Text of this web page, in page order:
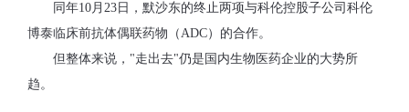
同年10月23日，默沙东的终止两项与科伦控股子公司科伦
博泰临床前抗体偶联药物（ADC）的合作。
但整体来说，"走出去"仍是国内生物医药企业的大势所
趋。